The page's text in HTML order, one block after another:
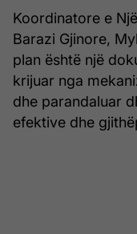
Koordinatore e
Barazi Gjinore,
plan është një
krijuar nga
dhe parandaluar
efektive dhe